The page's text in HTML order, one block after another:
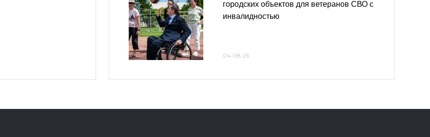
городских объектов для ветеранов СВО с
инвалидностью
04.08.26